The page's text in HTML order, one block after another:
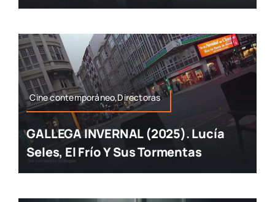
Cine contemporáneo,Directoras
GALLEGA INVERNAL (2025). Lucía
Seles, El Frío Y Sus Tormentas